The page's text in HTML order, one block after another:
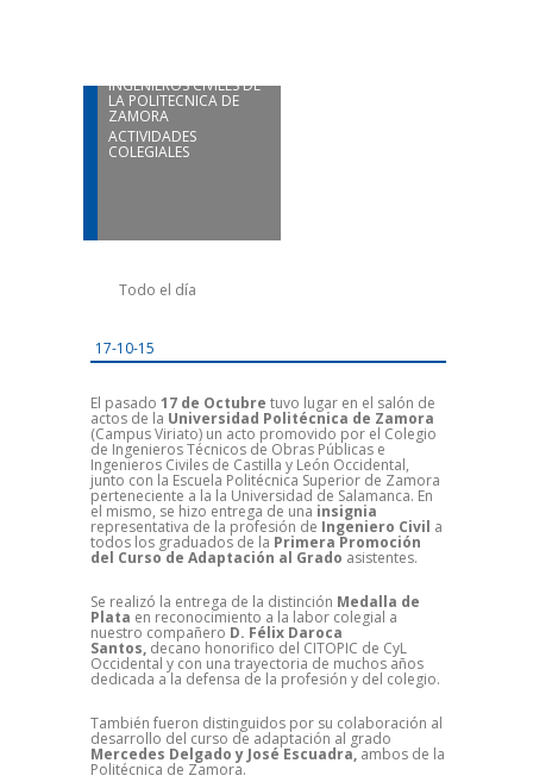
INGENIEROS CIVILES DE
LA POLITECNICA DE
ZAMORA
ACTIVIDADES
COLEGIALES
Todo el día
17-10-15
El pasado 17 de Octubre tuvo lugar en el salón de
actos de la Universidad Politécnica de Zamora
(Campus Viriato) un acto promovido por el Colegio
de Ingenieros Técnicos de Obras Públicas e
Ingenieros Civiles de Castilla y León Occidental,
junto con la Escuela Politécnica Superior de Zamora
perteneciente a la la Universidad de Salamanca. En
el mismo, se hizo entrega de una insignia
representativa de la profesión de Ingeniero Civil a
todos los graduados de la Primera Promoción
del Curso de Adaptación al Grado asistentes.
Se realizó la entrega de la distinción Medalla de
Plata en reconocimiento a la labor colegial a
nuestro compañero D. Félix Daroca
Santos, decano honorifico del CITOPIC de CyL
Occidental y con una trayectoria de muchos años
dedicada a la defensa de la profesión y del colegio.
También fueron distinguidos por su colaboración al
desarrollo del curso de adaptación al grado
Mercedes Delgado y José Escuadra, ambos de la
Politécnica de Zamora.